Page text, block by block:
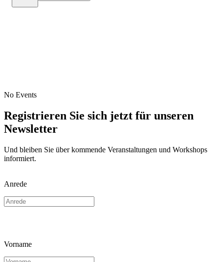
No Events
Registrieren Sie sich jetzt für unseren
Newsletter
Und bleiben Sie über kommende Veranstaltungen und Workshops
informiert.
Anrede
Vorname